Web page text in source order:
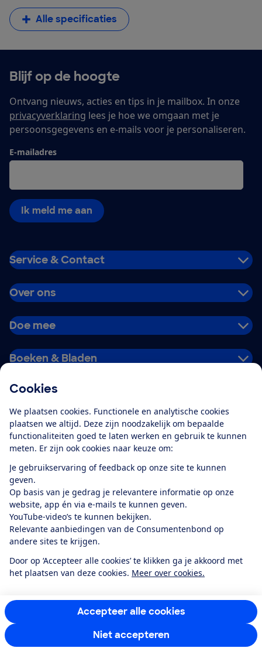
Cookies
We plaatsen cookies. Functionele en analytische cookies
plaatsen we altijd. Deze zijn noodzakelijk om bepaalde
functionaliteiten goed te laten werken en gebruik te kunnen
meten. Er zijn ook cookies naar keuze om:
Je gebruikservaring of feedback op onze site te kunnen
geven.
Op basis van je gedrag je relevantere informatie op onze
website, app én via e-mails te kunnen geven.
YouTube-video’s te kunnen bekijken.
Relevante aanbiedingen van de Consumentenbond op
andere sites te krijgen.
Door op ‘Accepteer alle cookies’ te klikken ga je akkoord met
het plaatsen van deze cookies. Meer over cookies.
Accepteer alle cookies
Niet accepteren
Alle specificaties
Blijf op de hoogte
Ontvang nieuws, acties en tips in je mailbox. In onze
privacyverklaring lees je hoe we omgaan met je
persoonsgegevens en e-mails voor je personaliseren.
E-mailadres
Ik meld me aan
Service & Contact
Over ons
Doe mee
Boeken & Bladen
Alles over de
app
Algemene Voorwaarden
Privacyverklaring
Cookiebeleid
Privacyvoorkeuren
Toegankelijkheid
RSS-feed nieuws
Facebook
TwitterInstagram
YoutubeLinkedIn
12.901consumentenbeoordelen de Consumentenbondmet gemiddeld